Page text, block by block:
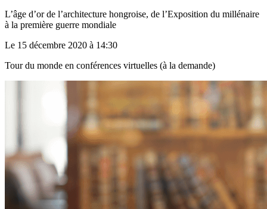
L’âge d’or de l’architecture hongroise, de l’Exposition du millénaire
à la première guerre mondiale
Le 15 décembre 2020 à 14:30
Tour du monde en conférences virtuelles (à la demande)